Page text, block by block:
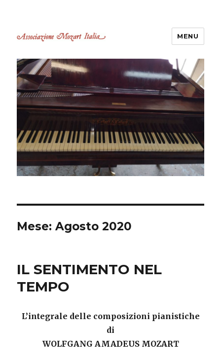
Associazione Mozart Italia
Castelli Romani
MENU
Mese: Agosto 2020
IL SENTIMENTO NEL
TEMPO
L’integrale delle composizioni pianistiche
di
WOLFGANG AMADEUS MOZART